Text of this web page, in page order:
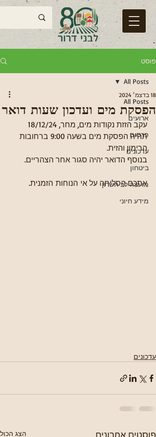
פוסט
All Posts
ארועים
פרסום
עדכונים
ביטחון
מועצה לב השרון
מידע חיוני
All Posts
הפסקת מים ועדכון שעות דואר
18 בדצמ׳ 2024
תהיה הפסקת מים בשעה 9:00 ברחובות
הרימון והזית.
בנוסף הדואר יהיה סגור אחר הצהריים.
אתכם הסליחה על אי הנוחות הזמנית.
עדכונים
פוסטים אחרונים הצג הכול